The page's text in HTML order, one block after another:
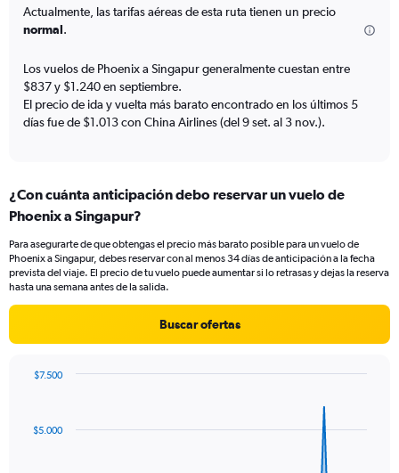
categories.
The
has
1
Y
axis
displaying
to
1800.
Actualmente, las tarifas aéreas de esta ruta tienen un precio
normal.
Los vuelos de Phoenix a Singapur generalmente cuestan entre
$837 y $1.240 en septiembre.
El precio de ida y vuelta más barato encontrado en los últimos 5
días fue de $1.013 con China Airlines (del 9 set. al 3 nov.).
¿Con cuánta anticipación debo reservar un vuelo de
Phoenix a Singapur?
Para asegurarte de que obtengas el precio más barato posible para un vuelo de
Phoenix a Singapur, debes reservar con al menos 34 días de anticipación a la fecha
prevista del viaje. El precio de tu vuelo puede aumentar si lo retrasas y dejas la reserva
hasta una semana antes de la salida.
Buscar ofertas
data
$5.000
$7.500